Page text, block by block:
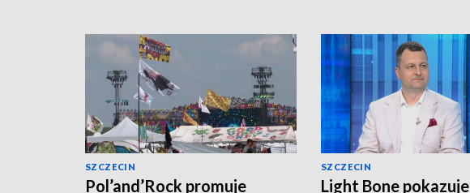
SZCZECIN
Pol’and’Rock promuje
SZCZECIN
Light Bone pokazuje